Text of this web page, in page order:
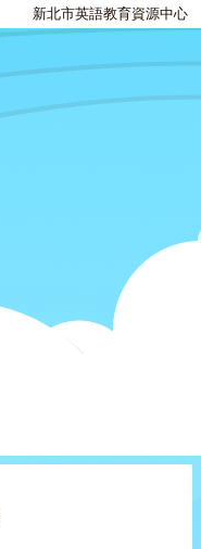
新北市英語教育資源中心